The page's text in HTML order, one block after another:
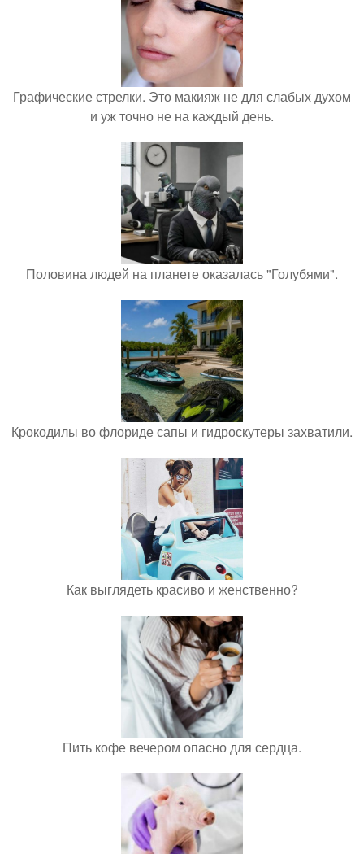
Графические стрелки. Это макияж не для слабых духом
и уж точно не на каждый день.
Половина людей на планете оказалась "Голубями".
Крокодилы во флориде сапы и гидроскутеры захватили.
Как выглядеть красиво и женственно?
Пить кофе вечером опасно для сердца.